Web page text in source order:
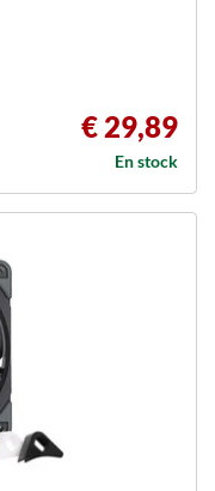
€ 29,89
En stock